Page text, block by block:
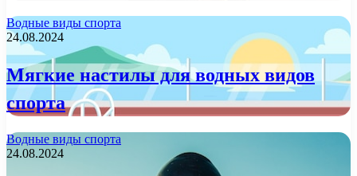
Водные виды спорта
24.08.2024
Мягкие настилы для водных видов
спорта
Водные виды спорта
24.08.2024